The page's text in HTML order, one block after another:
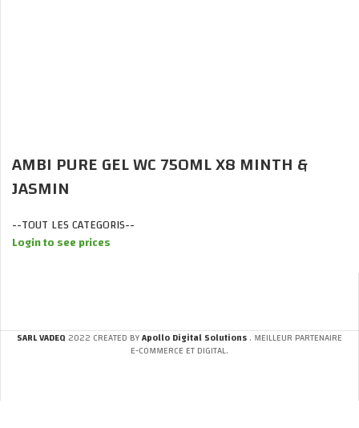
AMBI PURE GEL WC 750ML X8 MINTH &
JASMIN
--TOUT LES CATEGORIS--
Login to see prices
SARL VADEQ 2022 CREATED BYApollo Digital Solutions. MEILLEUR PARTENAIRE
E-COMMERCE ET DIGITAL.